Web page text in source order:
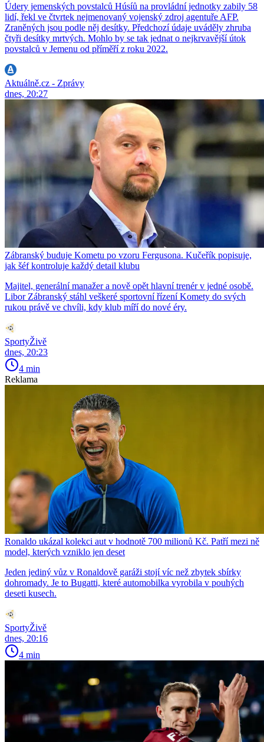
Údery jemenských povstalců Húsíů na provládní jednotky zabily 58
lidí, řekl ve čtvrtek nejmenovaný vojenský zdroj agentuře AFP.
Zraněných jsou podle něj desítky. Předchozí údaje uváděly zhruba
čtyři desítky mrtvých. Mohlo by se tak jednat o nejkrvavější útok
povstalců v Jemenu od příměří z roku 2022.
Aktuálně.cz - Zprávy
dnes, 20:27
Zábranský buduje Kometu po vzoru Fergusona. Kučeřík popisuje,
jak šéf kontroluje každý detail klubu
Majitel, generální manažer a nově opět hlavní trenér v jedné osobě.
Libor Zábranský stáhl veškeré sportovní řízení Komety do svých
rukou právě ve chvíli, kdy klub míří do nové éry.
SportyŽivě
dnes, 20:23
4 min
Reklama
Ronaldo ukázal kolekci aut v hodnotě 700 milionů Kč. Patří mezi ně
model, kterých vzniklo jen deset
Jeden jediný vůz v Ronaldově garáži stojí víc než zbytek sbírky
dohromady. Je to Bugatti, které automobilka vyrobila v pouhých
deseti kusech.
SportyŽivě
dnes, 20:16
4 min